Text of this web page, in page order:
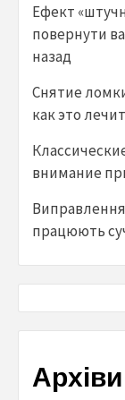
Ефект
повернути
назад
Снятие
как это
внимание
Виправлення
працюють
Архіви